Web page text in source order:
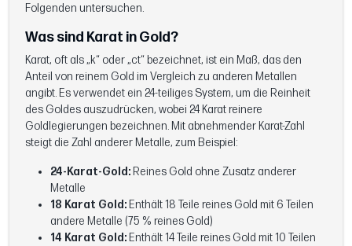
Folgenden untersuchen.
Was sind Karat in Gold?
Karat, oft als „k“ oder „ct“ bezeichnet, ist ein Maß, das den
Anteil von reinem Gold im Vergleich zu anderen Metallen
angibt. Es verwendet ein 24-teiliges System, um die Reinheit
des Goldes auszudrücken, wobei 24 Karat reinere
Goldlegierungen bezeichnen. Mit abnehmender Karat-Zahl
steigt die Zahl anderer Metalle, zum Beispiel:
24-Karat-Gold: Reines Gold ohne Zusatz anderer
Metalle
18 Karat Gold: Enthält 18 Teile reines Gold mit 6 Teilen
andere Metalle (75 % reines Gold)
14 Karat Gold: Enthält 14 Teile reines Gold mit 10 Teilen